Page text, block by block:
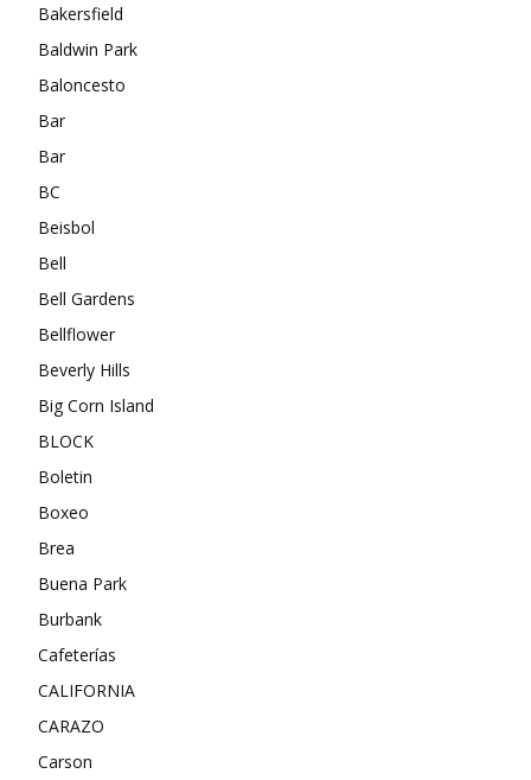
Bakersfield
Baldwin Park
Baloncesto
Bar
Bar
BC
Beisbol
Bell
Bell Gardens
Bellflower
Beverly Hills
Big Corn Island
BLOCK
Boletin
Boxeo
Brea
Buena Park
Burbank
Cafeterías
CALIFORNIA
CARAZO
Carson